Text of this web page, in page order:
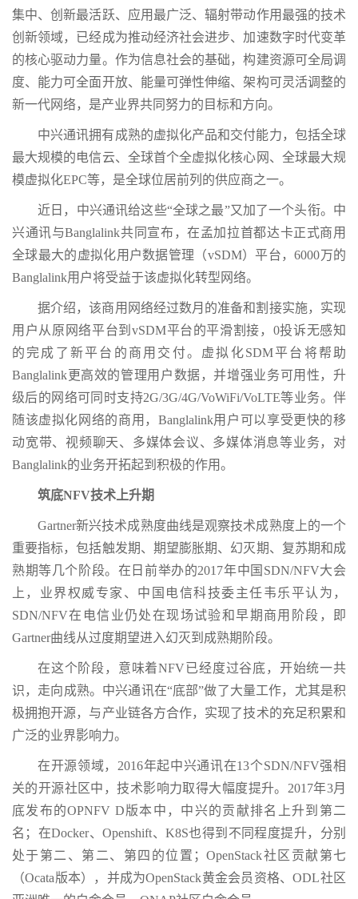
集中、创新最活跃、应用最广泛、辐射带动作用最强的技术
创新领域，已经成为推动经济社会进步、加速数字时代变革
的核心驱动力量。作为信息社会的基础，构建资源可全局调
度、能力可全面开放、能量可弹性伸缩、架构可灵活调整的
新一代网络，是产业界共同努力的目标和方向。
中兴通讯拥有成熟的虚拟化产品和交付能力，包括全球
最大规模的电信云、全球首个全虚拟化核心网、全球最大规
模虚拟化EPC等，是全球位居前列的供应商之一。
近日，中兴通讯给这些“全球之最”又加了一个头衔。中
兴通讯与Banglalink共同宣布，在孟加拉首都达卡正式商用
全球最大的虚拟化用户数据管理（vSDM）平台，6000万的
Banglalink用户将受益于该虚拟化转型网络。
据介绍，该商用网络经过数月的准备和割接实施，实现
用户从原网络平台到vSDM平台的平滑割接，0投诉无感知
的完成了新平台的商用交付。虚拟化SDM平台将帮助
Banglalink更高效的管理用户数据，并增强业务可用性，升
级后的网络可同时支持2G/3G/4G/VoWiFi/VoLTE等业务。伴
随该虚拟化网络的商用，Banglalink用户可以享受更快的移
动宽带、视频聊天、多媒体会议、多媒体消息等业务，对
Banglalink的业务开拓起到积极的作用。
筑底NFV技术上升期
Gartner新兴技术成熟度曲线是观察技术成熟度上的一个
重要指标，包括触发期、期望膨胀期、幻灭期、复苏期和成
熟期等几个阶段。在日前举办的2017年中国SDN/NFV大会
上，业界权威专家、中国电信科技委主任韦乐平认为，
SDN/NFV在电信业仍处在现场试验和早期商用阶段，即
Gartner曲线从过度期望进入幻灭到成熟期阶段。
在这个阶段，意味着NFV已经度过谷底，开始统一共
识，走向成熟。中兴通讯在“底部”做了大量工作，尤其是积
极拥抱开源，与产业链各方合作，实现了技术的充足积累和
广泛的业界影响力。
在开源领域，2016年起中兴通讯在13个SDN/NFV强相
关的开源社区中，技术影响力取得大幅度提升。2017年3月
底发布的OPNFV D版本中，中兴的贡献排名上升到第二
名；在Docker、Openshift、K8S也得到不同程度提升，分别
处于第二、第二、第四的位置；OpenStack社区贡献第七
（Ocata版本），并成为OpenStack黄金会员资格、ODL社区